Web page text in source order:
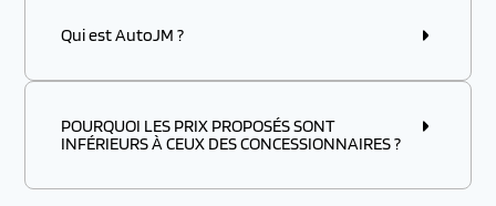
Qui est AutoJM ?
POURQUOI LES PRIX PROPOSÉS SONT
INFÉRIEURS À CEUX DES CONCESSIONNAIRES ?